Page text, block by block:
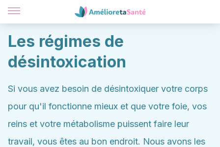
Les régimes de
désintoxication
Si vous avez besoin de désintoxiquer votre corps
pour qu'il fonctionne mieux et que votre foie, vos
reins et votre métabolisme puissent faire leur
travail, vous êtes au bon endroit. Nous avons les